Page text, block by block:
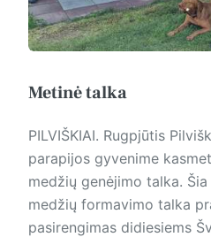
Metinė talka
PILVIŠKIAI. Rugpjūtis
parapijos gyvenime
medžių genėjimo talka.
medžių formavimo talka
pasirengimas didiesiems